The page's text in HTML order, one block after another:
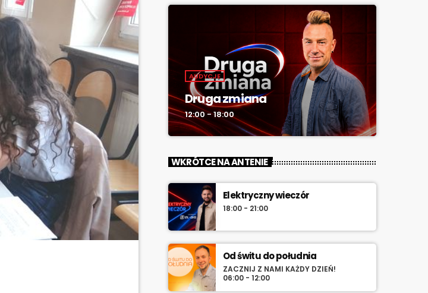
AUDYCJE
Druga zmiana
12:00 - 18:00
WKRÓTCE NA ANTENIE
Elektryczny wieczór
18:00 - 21:00
Od świtu do południa
ZACZNIJ Z NAMI KAŻDY DZIEŃ!
06:00 - 12:00